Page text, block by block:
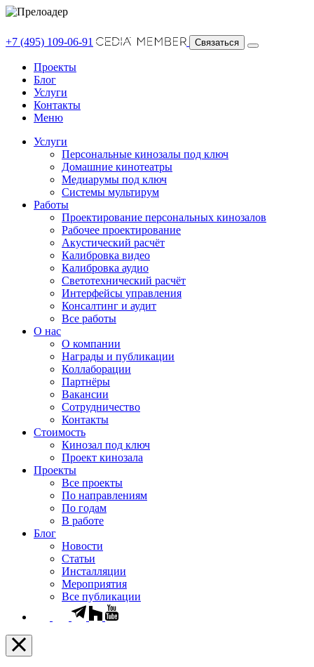
+7 (495) 109-06-91 Связаться
Проекты
Блог
Услуги
Контакты
Меню
Услуги
Персональные кинозалы под ключ
Домашние кинотеатры
Медиарумы под ключ
Системы мультирум
Работы
Проектирование персональных кинозалов
Рабочее проектирование
Акустический расчёт
Калибровка видео
Калибровка аудио
Светотехнический расчёт
Интерфейсы управления
Консалтинг и аудит
Все работы
О нас
О компании
Награды и публикации
Коллаборации
Партнёры
Вакансии
Сотрудничество
Контакты
Стоимость
Кинозал под ключ
Проект кинозала
Проекты
Все проекты
По направлениям
По годам
В работе
Блог
Новости
Статьи
Инсталляции
Мероприятия
Все публикации